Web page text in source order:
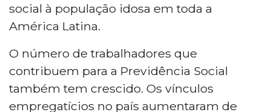
social à população idosa em toda a
América Latina.
O número de trabalhadores que
contribuem para a Previdência Social
também tem crescido. Os vínculos
empregatícios no país aumentaram de